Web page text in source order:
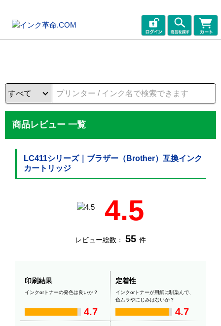
商品レビュー 一覧
LC411シリーズ｜ブラザー（Brother）互換インク
カートリッジ
4.5
レビュー総数： 55 件
印刷結果
インクorトナーの発色は良いか？
4.7
定着性
インクorトナーが用紙に馴染んで、
色ムラやにじみはないか？
4.7